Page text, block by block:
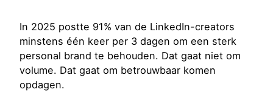
In 2025 postte 91% van de LinkedIn-creators
minstens één keer per 3 dagen om een sterk
personal brand te behouden. Dat gaat niet om
volume. Dat gaat om betrouwbaar komen
opdagen.